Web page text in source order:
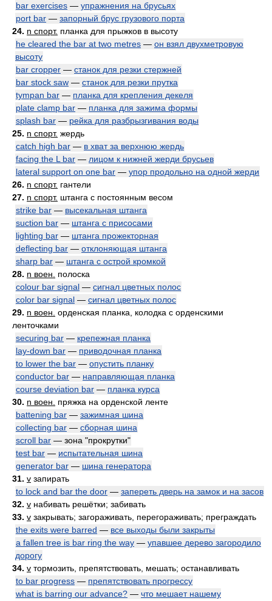
bar exercises — упражнения на брусьях
port bar — запорный брус грузового порта
24. n спорт. планка для прыжков в высоту
he cleared the bar at two metres — он взял двухметровую
высоту
bar cropper — станок для резки стержней
bar stock saw — станок для резки прутка
tympan bar — планка для крепления декеля
plate clamp bar — планка для зажима формы
splash bar — рейка для разбрызгивания воды
25. n спорт. жердь
catch high bar — в хват за верхнюю жердь
facing the L bar — лицом к нижней жерди брусьев
lateral support on one bar — упор продольно на одной жерди
26. n спорт. гантели
27. n спорт. штанга с постоянным весом
strike bar — высекальная штанга
suction bar — штанга с присосами
lighting bar — штанга прожекторная
deflecting bar — отклоняющая штанга
sharp bar — штанга с острой кромкой
28. n воен.
полоска
colour bar signal — сигнал цветных полос
color bar signal — сигнал цветных полос
29. n воен. орденская планка, колодка с орденскими
ленточками
securing bar — крепежная планка
lay-down bar — приводочная планка
to lower the bar — опустить планку
conductor bar — направляющая планка
course deviation bar — планка курса
30. n воен.
пряжка на орденской ленте
battening bar — зажимная шина
collecting bar — сборная шина
scroll bar — зона "прокрутки"
test bar — испытательная шина
generator bar — шина генератора
31. v запирать
to lock and bar the door — запереть дверь на замок и на засов
32. v набивать решётки; забивать
33. v закрывать; загораживать, перегораживать; преграждать
the exits were barred — все выходы были закрыты
a fallen tree is bar ring the way — упавшее дерево загородило
дорогу
34. v тормозить, препятствовать, мешать; останавливать
to bar progress — препятствовать прогрессу
what is barring our advance? — что мешает нашему